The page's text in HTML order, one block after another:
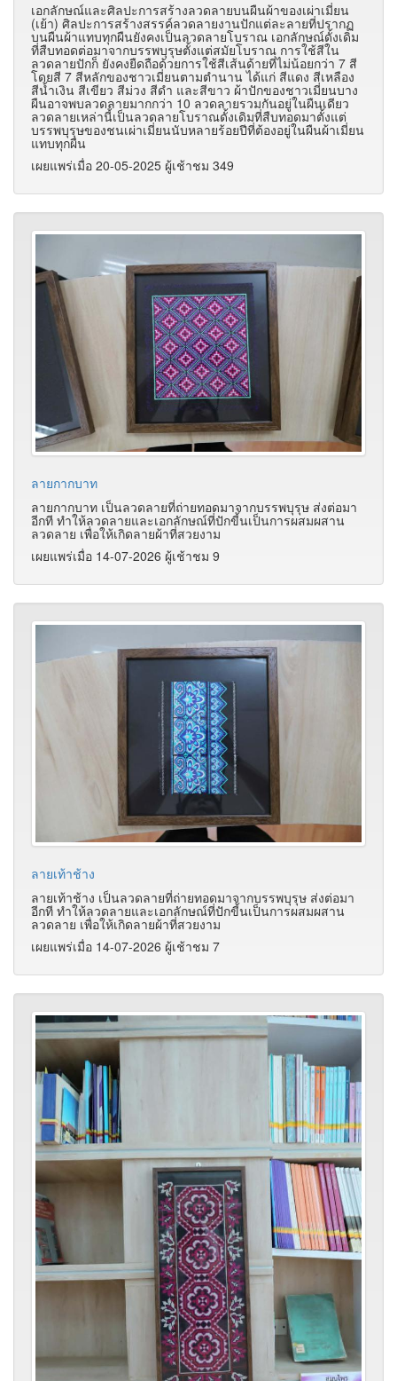
เอกลักษณ์และศิลปะการสร้างลวดลายบนผืนผ้าของเผ่าเมี่ยน
(เย้า) ศิลปะการสร้างสรรค์ลวดลายงานปักแต่ละลายที่ปรากฏ
บนผืนผ้าแทบทุกผืนยังคงเป็นลวดลายโบราณ เอกลักษณ์ดั้งเดิม
ที่สืบทอดต่อมาจากบรรพบุรุษตั้งแต่สมัยโบราณ การใช้สีใน
ลวดลายปักก็ ยังคงยืดถือด้วยการใช้สีเส้นด้ายที่ไม่น้อยกว่า 7 สี
โดยสี 7 สีหลักของชาวเมี่ยนตามตำนาน ได้แก่ สีแดง สีเหลือง
สีน้ำเงิน สีเขียว สีม่วง สีดำ และสีขาว ผ้าปักของชาวเมี่ยนบาง
ผืนอาจพบลวดลายมากกว่า 10 ลวดลายรวมกันอยู่ในผืนเดียว
ลวดลายเหล่านี้เป็นลวดลายโบราณดั้งเดิมที่สืบทอดมาตั้งแต่
บรรพบุรุษของชนเผ่าเมี่ยนนับหลายร้อยปีที่ต้องอยู่ในผืนผ้าเมี่ยน
แทบทุกผืน
เผยแพร่เมื่อ 20-05-2025 ผู้เช้าชม 349
ลายกากบาท
ลายกากบาท เป็นลวดลายที่ถ่ายทอดมาจากบรรพบุรุษ ส่งต่อมา
อีกที ทำให้ลวดลายและเอกลักษณ์ที่ปักขี้นเป็นการผสมผสาน
ลวดลาย เพื่อให้เกิดลายผ้าที่สวยงาม
เผยแพร่เมื่อ 14-07-2026 ผู้เช้าชม 9
ลายเท้าช้าง
ลายเท้าช้าง เป็นลวดลายที่ถ่ายทอดมาจากบรรพบุรุษ ส่งต่อมา
อีกที ทำให้ลวดลายและเอกลักษณ์ที่ปักขี้นเป็นการผสมผสาน
ลวดลาย เพื่อให้เกิดลายผ้าที่สวยงาม
เผยแพร่เมื่อ 14-07-2026 ผู้เช้าชม 7